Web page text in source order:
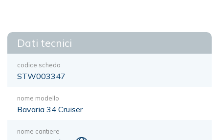
Dati tecnici
codice scheda
STW003347
nome modello
Bavaria 34 Cruiser
nome cantiere